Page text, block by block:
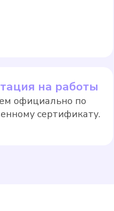
на работы
официально по
сертификату.